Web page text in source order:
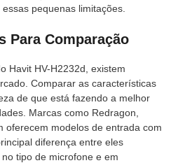
pequenas limitações.
Para Comparação
Havit HV-H2232d, existem
Comparar as características
de que está fazendo a melhor
Marcas como Redragon,
oferecem modelos de entrada com
diferença entre eles
tipo de microfone e em